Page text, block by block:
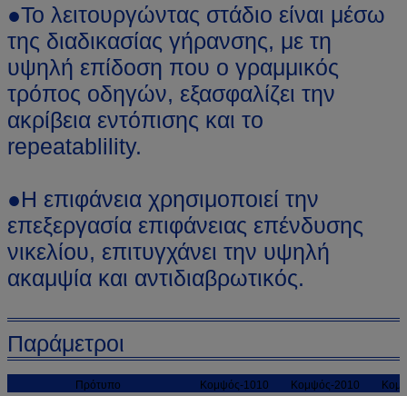
●Το λειτουργώντας στάδιο είναι μέσω
της διαδικασίας γήρανσης, με τη
υψηλή επίδοση που ο γραμμικός
τρόπος οδηγών, εξασφαλίζει την
ακρίβεια εντόπισης και το
repeatablility.
●Η επιφάνεια χρησιμοποιεί την
επεξεργασία επιφάνειας επένδυσης
νικελίου, επιτυγχάνει την υψηλή
ακαμψία και αντιδιαβρωτικός.
Παράμετροι
Πρότυπο Κομψός-1010 Κομψός-2010